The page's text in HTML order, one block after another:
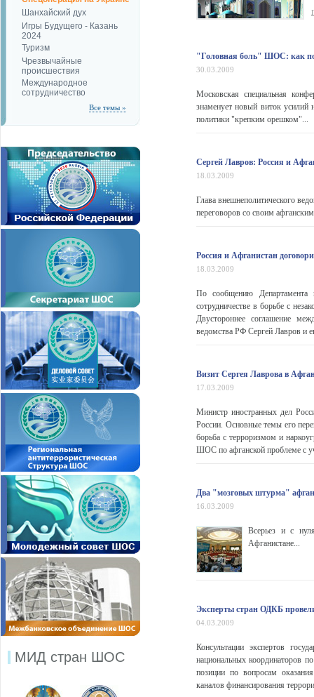
Шанхайский дух
Игры Будущего - Казань
2024
Туризм
Чрезвычайные
происшествия
Международное
сотрудничество
Все темы »
МИД стран ШОС
"Головная боль" ШОС: как
30.03.2009
Московская специальная
знаменует новый виток усилий
политики "крепким орешком"...
Сергей Лавров: Россия и
18.03.2009
Глава внешнеполитического
переговоров со своим
Россия и Афганистан
18.03.2009
По сообщению
сотрудничестве в борьбе с
Двустороннее соглашение
ведомства РФ Сергей Лавров и
Визит Сергея Лаврова в
17.03.2009
Министр иностранных дел
России. Основные темы его
борьба с терроризмом и
ШОС по афганской проблеме с
Два "мозговых штурма"
16.03.2009
Всерьез и с
Афганистане...
Эксперты стран ОДКБ
04.03.2009
Консультации экспертов
национальных координаторов
позиции по вопросам
каналов финансирования